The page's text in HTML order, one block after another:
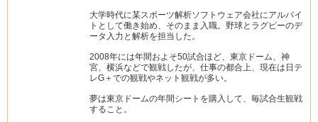
大学時代に某スポーツ解析ソフトウェア会社にアルバイ
トとして働き始め、そのまま入職。野球とラグビーのデ
ータ入力と解析を担当した。
2008年には年間およそ50試合ほど、東京ドーム、神
宮、横浜などで観戦したが、仕事の都合上、現在は日テ
レG＋での観戦やネット観戦が多い。
夢は東京ドームの年間シートを購入して、毎試合生観戦
すること。